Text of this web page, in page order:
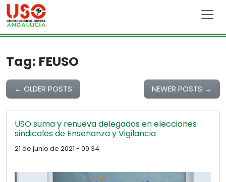
Skip to main content
Tag: FEUSO
← OLDER POSTS NEWER POSTS →
USO suma y renueva delegados en elecciones
sindicales de Enseñanza y Vigilancia
21 de junio de 2021 - 09:34